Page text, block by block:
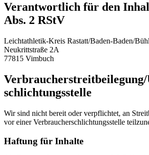
Verantwortlich für den
Abs. 2 RStV
Leichtathletik-Kreis Rastatt/Baden-Baden/Bühl
Neukrittstraße 2A
77815 Vimbuch
schlichtungs­stelle
Wir sind nicht bereit oder verpflichtet, an
vor einer Verbraucherschlichtungsstelle
Haftung für Inhalte